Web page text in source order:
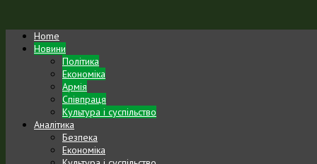
Home
Новини
Політика
Економіка
Армія
Співпраця
Культура і суспільство
Аналітика
Безпека
Економіка